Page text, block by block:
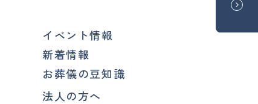
イベント情報
新着情報
お葬儀の豆知識
法人の方へ